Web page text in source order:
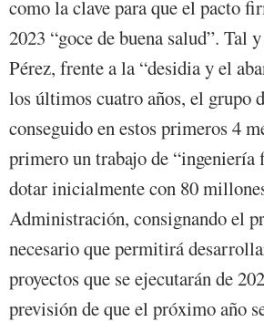
como la clave para que el pacto
2023 “goce de buena salud”. Tal
Pérez, frente a la “desidia y el
los últimos cuatro años, el grupo
conseguido en estos primeros 4
primero un trabajo de “ingeniería
dotar inicialmente con 80
Administración, consignando el
necesario que permitirá
proyectos que se ejecutarán de
previsión de que el próximo año